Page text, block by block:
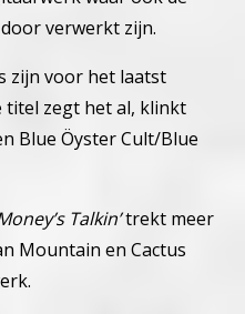
verwerkt zijn.
zijn voor het laatst
titel zegt het al, klinkt
Blue Öyster Cult/Blue
Talkin’trekt meer
Mountain en Cactus